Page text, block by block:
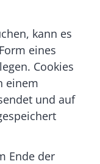
kann es
eines
Cookies
einem
und auf
Ende der